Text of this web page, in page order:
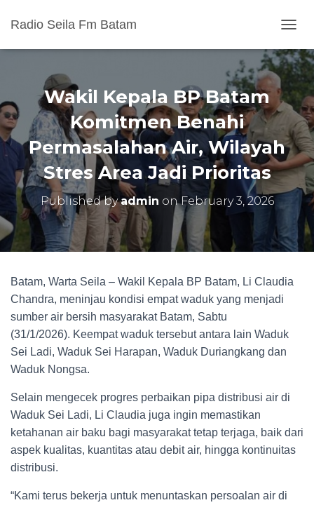
Radio Seila Fm Batam
O
G
G
L
E
A
V
I
G
T
N
Wakil Kepala BP Batam
Komitmen Benahi
Permasalahan Air, Wilayah
Stres Area Jadi Prioritas
Published byadmin onFebruary 3, 2026
Batam, Warta Seila – Wakil Kepala BP Batam, Li Claudia
Chandra, meninjau kondisi empat waduk yang menjadi
sumber air bersih masyarakat Batam, Sabtu
(31/1/2026). Keempat waduk tersebut antara lain Waduk
Sei Ladi, Waduk Sei Harapan, Waduk Duriangkang dan
Waduk Nongsa.
Selain mengecek progres perbaikan pipa distribusi air di
Waduk Sei Ladi, Li Claudia juga ingin memastikan
ketahanan air baku bagi masyarakat tetap terjaga, baik dari
aspek kualitas, kuantitas atau debit air, hingga kontinuitas
distribusi.
“Kami terus bekerja untuk menuntaskan persoalan air di